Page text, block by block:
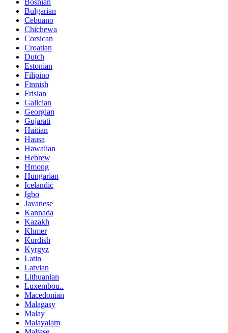
Bosnian
Bulgarian
Cebuano
Chichewa
Corsican
Croatian
Dutch
Estonian
Filipino
Finnish
Frisian
Galician
Georgian
Gujarati
Haitian
Hausa
Hawaiian
Hebrew
Hmong
Hungarian
Icelandic
Igbo
Javanese
Kannada
Kazakh
Khmer
Kurdish
Kyrgyz
Latin
Latvian
Lithuanian
Luxembou..
Macedonian
Malagasy
Malay
Malayalam